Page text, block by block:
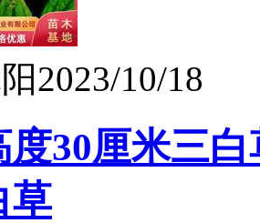
2023/10/18
度30厘米三
草